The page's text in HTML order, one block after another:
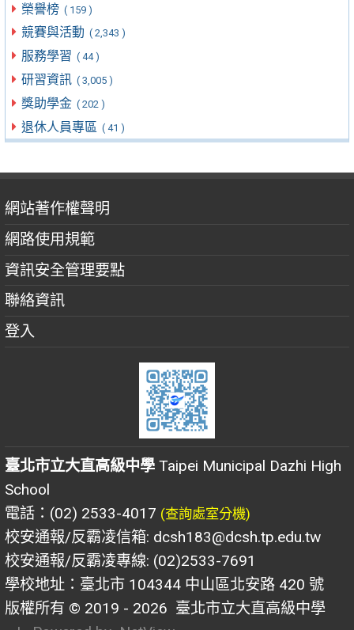
榮譽榜 ( 159 )
競賽與活動 ( 2,343 )
服務學習 ( 44 )
研習資訊 ( 3,005 )
獎助學金 ( 202 )
退休人員專區 ( 41 )
網站著作權聲明
網路使用規範
資訊安全管理要點
聯絡資訊
登入
臺北市立大直高級中學 Taipei Municipal Dazhi High
School
電話：(02) 2533-4017 (查詢處室分機)
校安通報/反霸凌信箱: dcsh183@dcsh.tp.edu.tw
校安通報/反霸凌專線: (02)2533-7691
學校地址：臺北市 104344 中山區北安路 420 號
版權所有 © 2019 - 2026 臺北市立大直高級中學